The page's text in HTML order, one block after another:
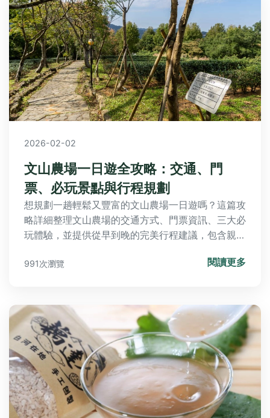
2026-02-02
文山農場一日遊全攻略：交通、門
票、必玩景點與行程規劃
想規劃一趟輕鬆又豐富的文山農場一日遊嗎？這篇攻
略詳細整理文山農場的交通方式、門票資訊、三大必
玩體驗，並提供從早到晚的完美行程建議，包含親子
991次瀏覽 閱讀更多